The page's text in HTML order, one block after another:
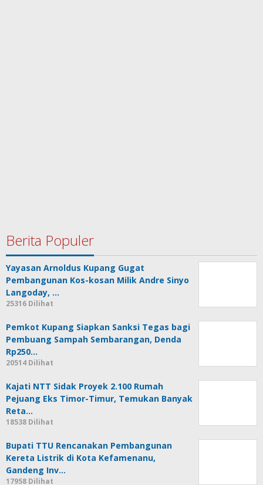
Berita Populer
Yayasan Arnoldus Kupang Gugat
Pembangunan Kos-kosan Milik Andre Sinyo
Langoday, …
25316 Dilihat
Pemkot Kupang Siapkan Sanksi Tegas bagi
Pembuang Sampah Sembarangan, Denda
Rp250…
20514 Dilihat
Kajati NTT Sidak Proyek 2.100 Rumah
Pejuang Eks Timor-Timur, Temukan Banyak
Reta…
18538 Dilihat
Bupati TTU Rencanakan Pembangunan
Kereta Listrik di Kota Kefamenanu,
Gandeng Inv…
17958 Dilihat